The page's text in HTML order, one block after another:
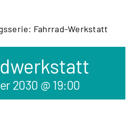
Fahrrad-Werkstatt
2030 @ 19:00